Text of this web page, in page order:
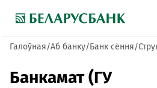
Галоўная Аб банку Банк сёння
Банкамат (ГУ